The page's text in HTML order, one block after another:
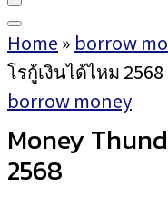
Home » borrow
โรกู้เงินได้ไหม 2568
borrow money
Money
2568